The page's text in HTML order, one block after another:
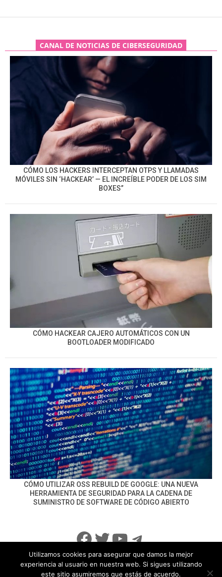
CANAL DE NOTICIAS DE CIBERSEGURIDAD
CÓMO LOS HACKERS INTERCEPTAN OTPS Y LLAMADAS
MÓVILES SIN ‘HACKEAR’ — EL INCREÍBLE PODER DE LOS SIM
BOXES”
CÓMO HACKEAR CAJERO AUTOMÁTICOS CON UN
BOOTLOADER MODIFICADO
CÓMO UTILIZAR OSS REBUILD DE GOOGLE: UNA NUEVA
HERRAMIENTA DE SEGURIDAD PARA LA CADENA DE
SUMINISTRO DE SOFTWARE DE CÓDIGO ABIERTO
Facebook
Twitter
YouTube
Telegram
Utilizamos cookies para asegurar que damos la mejor
experiencia al usuario en nuestra web. Si sigues utilizando
este sitio asumiremos que estás de acuerdo.